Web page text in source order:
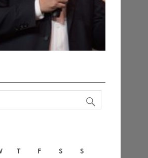
T F S S